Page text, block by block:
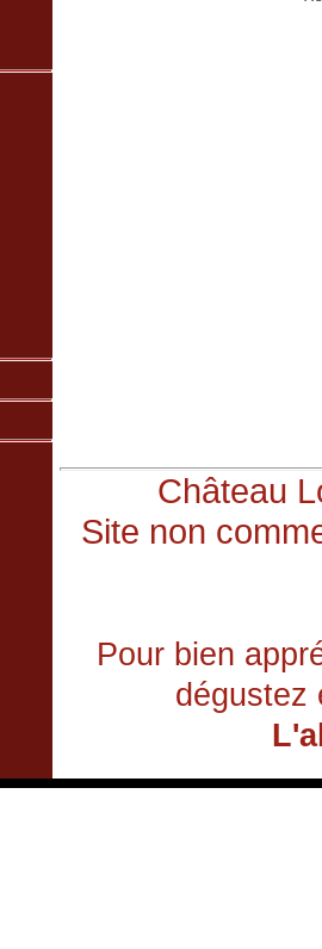
Château
Site non
Pour bien
dégustez